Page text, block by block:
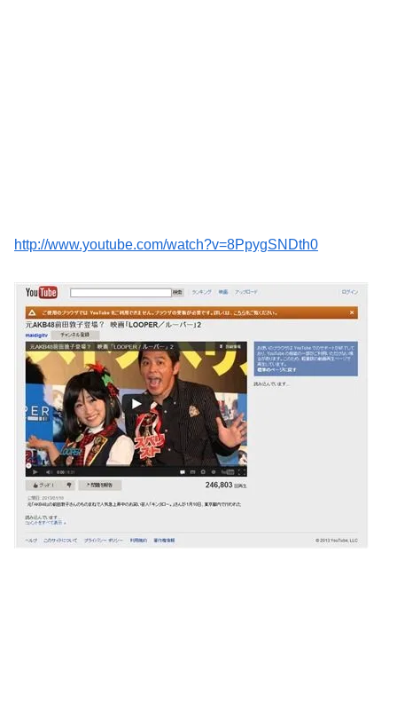
http://www.youtube.com/watch?v=8PpygSNDth0